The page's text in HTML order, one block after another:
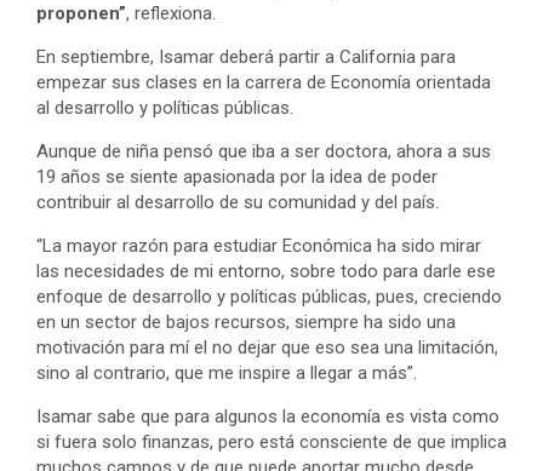
proponen”, reflexiona.
En septiembre, Isamar deberá partir a California para
empezar sus clases en la carrera de Economía orientada
al desarrollo y políticas públicas.
Aunque de niña pensó que iba a ser doctora, ahora a sus
19 años se siente apasionada por la idea de poder
contribuir al desarrollo de su comunidad y del país.
“La mayor razón para estudiar Económica ha sido mirar
las necesidades de mi entorno, sobre todo para darle ese
enfoque de desarrollo y políticas públicas, pues, creciendo
en un sector de bajos recursos, siempre ha sido una
motivación para mí el no dejar que eso sea una limitación,
sino al contrario, que me inspire a llegar a más”.
Isamar sabe que para algunos la economía es vista como
si fuera solo finanzas, pero está consciente de que implica